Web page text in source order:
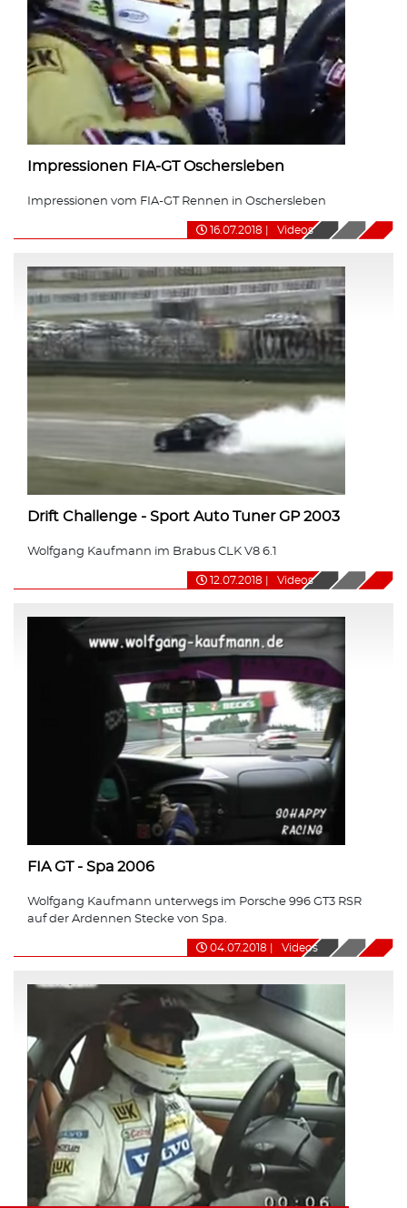
Impressionen FIA-GT Oschersleben
Impressionen vom FIA-GT Rennen in Oschersleben
16.07.2018 Videos
Drift Challenge - Sport Auto Tuner GP 2003
Wolfgang Kaufmann im Brabus CLK V8 6.1
12.07.2018 Videos
FIA GT - Spa 2006
Wolfgang Kaufmann unterwegs im Porsche 996 GT3 RSR
auf der Ardennen Stecke von Spa.
04.07.2018 Videos